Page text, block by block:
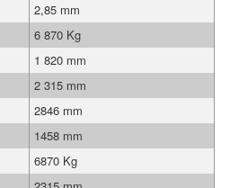
2,85 mm
6 870 Kg
1 820 mm
2 315 mm
2846 mm
1458 mm
6870 Kg